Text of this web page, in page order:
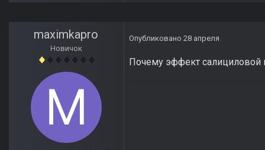
maximkapro
Новичок
Опубликовано 28 апреля
Почему эффект салициловой